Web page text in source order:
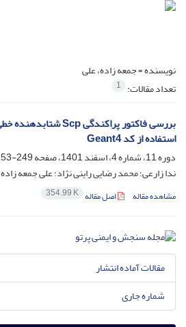
نویسنده =جمعه زاده، علی
تعداد مقالات: 1
استفاده از کد Geant4
دوره 11، شماره 4، اسفند 1401، صفحه
249-253
ندا زارعی؛ محمد رضایی راینی نژاد؛ علی جمعه زاده
مشاهده مقاله اصل مقاله 354.99 K
مقالات آماده انتشار
شماره جاری